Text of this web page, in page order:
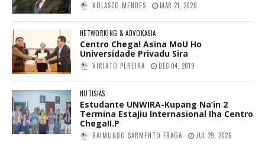
NOLASCO MENDES MAR 21, 2020
NETWORKING & ADVOKASIA
Centro Chega! Asina MoU Ho
Universidade Privadu Sira
VIRIATO PEREIRA DEC 04, 2019
NUTISIAS
Estudante UNWIRA-Kupang Na’in 2
Termina Estajiu Internasional Iha Centro
Chega!I.P
RAIMUNDO SARMENTO FRAGA JUL 29, 2026